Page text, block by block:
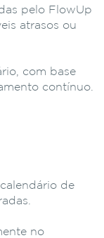
pelo FlowUp
atrasos ou
com base
contínuo.
de
no